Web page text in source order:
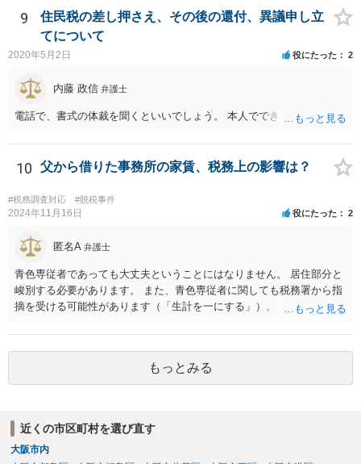
9
住民税の差し押さえ、その後の還付、異議申し立
てについて
2020年5月2日 役にたった 2
内藤 政信 弁護士
電話で、書式の体裁を聞くといいでしょう。 本人でできますね。
10 父から借りた事務所の家賃、税務上の影響は？
#税務調査対応 #脱税事件
2024年11月16日 役にたった 2
匿名A 弁護士
青色専従者であっても大丈夫ということにはなりません。 居住部分と
峻別する必要があります。 また、青色専従者に関しても税務署から指
摘を受ける可能性があります（「生計を一にする」）。
もっとみる
近くの市区町村を選び直す
大阪市内